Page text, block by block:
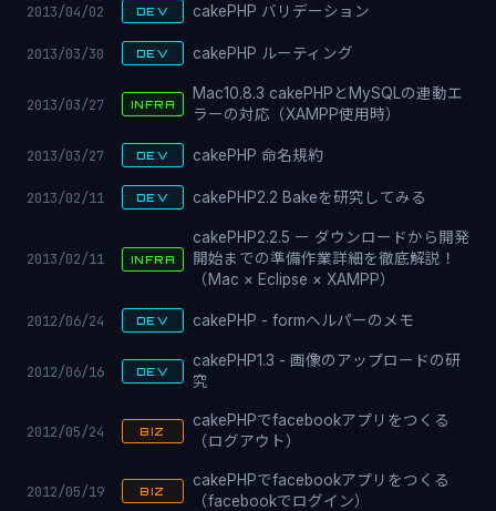
2013/04/02 DEV cakePHP バリデーション
2013/03/30 DEV cakePHP ルーティング
2013/03/27 INFRA
Mac10.8.3 cakePHPとMySQLの連動エ
ラーの対応（XAMPP使用時）
2013/03/27 DEV cakePHP 命名規約
2013/02/11 DEV cakePHP2.2 Bakeを研究してみる
2013/02/11 INFRA
cakePHP2.2.5 ー ダウンロードから開発
開始までの準備作業詳細を徹底解説！
（Mac × Eclipse × XAMPP）
2012/06/24 DEV cakePHP - formヘルパーのメモ
2012/06/16 DEV
cakePHP1.3 - 画像のアップロードの研
究
2012/05/24 BIZ
cakePHPでfacebookアプリをつくる
（ログアウト）
2012/05/19 BIZ
cakePHPでfacebookアプリをつくる
（facebookでログイン）